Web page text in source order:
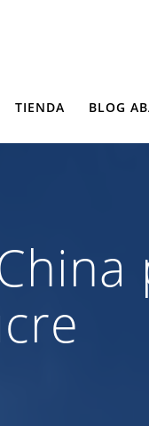
TIENDA BLOG